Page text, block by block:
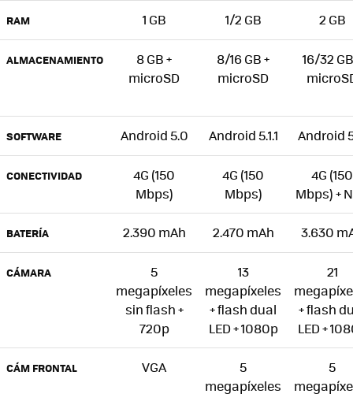
RAM 1 GB 1/2 GB 2 GB
ALMACENAMIENTO
8 GB +
microSD
8/16 GB +
microSD
16/32
SOFTWARE Android 5.0 Android 5.1.1 Android
CONECTIVIDAD
4G (150
Mbps)
4G (150
Mbps)
4G (150
Mbps) +
BATERÍA 2.390 mAh 2.470 mAh 3.630
CÁMARA
5
megapíxeles
sin flash +
720p
13
megapíxeles
+ flash dual
LED + 1080p
21
+ flash
LED +
CÁM FRONTAL VGA
5
megapíxeles
5